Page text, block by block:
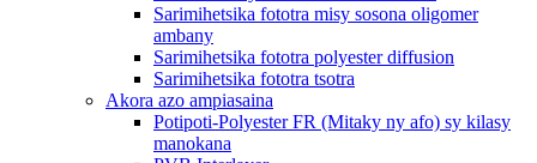
Sarimihetsika fototra misy sosona oligomer
ambany
Sarimihetsika fototra polyester diffusion
Sarimihetsika fototra tsotra
Akora azo ampiasaina
Potipoti-Polyester FR (Mitaky ny afo) sy kilasy
manokana